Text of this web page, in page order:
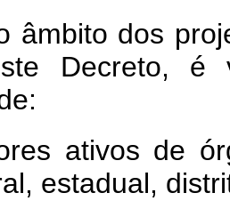
âmbito dos
Decreto, é
ativos de
estadual,